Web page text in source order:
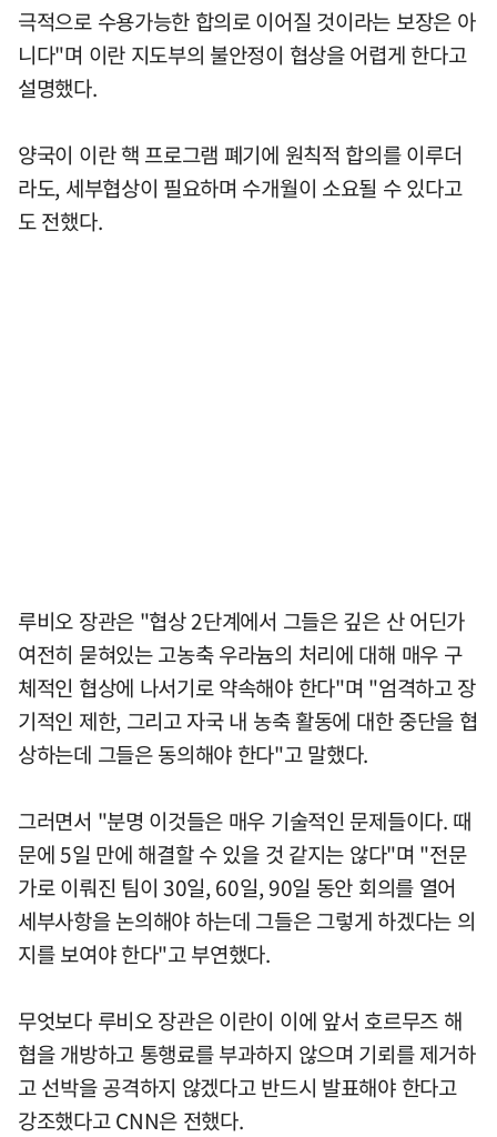
극적으로 수용가능한 합의로 이어질 것이라는 보장은 아
니다"며 이란 지도부의 불안정이 협상을 어렵게 한다고
설명했다.
양국이 이란 핵 프로그램 폐기에 원칙적 합의를 이루더
라도, 세부협상이 필요하며 수개월이 소요될 수 있다고
도 전했다.
루비오 장관은 "협상 2단계에서 그들은 깊은 산 어딘가
여전히 묻혀있는 고농축 우라늄의 처리에 대해 매우 구
체적인 협상에 나서기로 약속해야 한다"며 "엄격하고 장
기적인 제한, 그리고 자국 내 농축 활동에 대한 중단을 협
상하는데 그들은 동의해야 한다"고 말했다.
그러면서 "분명 이것들은 매우 기술적인 문제들이다. 때
문에 5일 만에 해결할 수 있을 것 같지는 않다"며 "전문
가로 이뤄진 팀이 30일, 60일, 90일 동안 회의를 열어
세부사항을 논의해야 하는데 그들은 그렇게 하겠다는 의
지를 보여야 한다"고 부연했다.
무엇보다 루비오 장관은 이란이 이에 앞서 호르무즈 해
협을 개방하고 통행료를 부과하지 않으며 기뢰를 제거하
고 선박을 공격하지 않겠다고 반드시 발표해야 한다고
강조했다고 CNN은 전했다.